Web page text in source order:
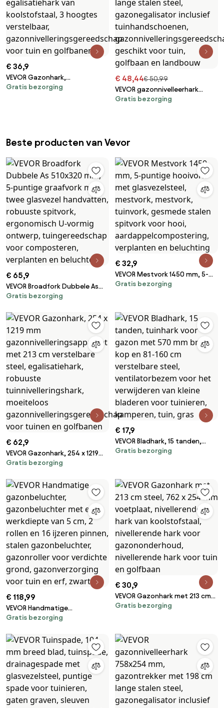
€ 36,9
VEVOR Gazonhark,
egalisatiehark met 213 cm
verstelbaar,
gazonnivelleringsgereedschap
voor tuin en golfbanen
Gratis bezorging
€ 48,44€ 50,99
VEVOR gazonnivelleerhark
910x250 mm, gazontrekker met
gazonnivelleringsgereedschap,
landbouw
Gratis bezorging
Beste producten van Vevor
€ 65,9
VEVOR Broadfork Dubbele As
510x320 mm, 5-puntige
handvatten, robuuste
spitvork, ergonomisch U-
tuingereedschap voor
composteren, verplanten en
beluchten
Gratis bezorging
€ 32,9
VEVOR Mestvork 1450 mm, 5-
puntige hooivork met
stalen spitvork voor hooi,
aardappelcompostering,
verplanten en beluchting
Gratis bezorging
€ 62,9
VEVOR Gazonhark, 254 x 1219
mm gazonnivelleringsapparaat
egalisatiehark, robuuste
tuinnivelleringshark,
moeiteloos
gazonnivelleringsgereedschap
voor tuinen en golfbanen
Gratis bezorging
€ 17,9
VEVOR Bladhark, 15 tanden,
tuinhark voor gazon met 570
ventilatorbezem voor het
verwijderen van kleine bladeren
voor tuinieren, kamperen, tuin,
gras
Gratis bezorging
€ 118,99
VEVOR Handmatige
gazonbeluchter,
werkdiepte van 5 cm, 2 rollen
en 16 ijzeren pinnen, stalen
gazonbeluchter, gazonroller
voor verdichte grond,
gazonverzorging voor tuin en
erf, zwart
Gratis bezorging
€ 30,9
VEVOR Gazonhark met 213 cm
steel, 762 x 254 mm voetplaat,
voor gazononderhoud,
nivellerende hark voor tuin en
golfbaan
Gratis bezorging